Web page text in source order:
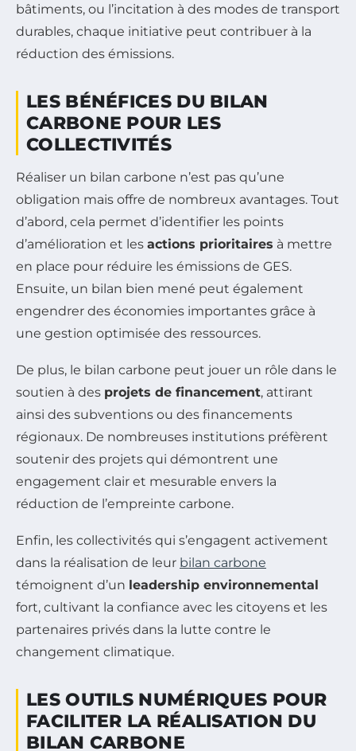
bâtiments, ou l’incitation à des modes de transport
durables, chaque initiative peut contribuer à la
réduction des émissions.
LES BÉNÉFICES DU BILAN
CARBONE POUR LES
COLLECTIVITÉS
Réaliser un bilan carbone n’est pas qu’une
obligation mais offre de nombreux avantages. Tout
d’abord, cela permet d’identifier les points
d’amélioration et les actions prioritaires à mettre
en place pour réduire les émissions de GES.
Ensuite, un bilan bien mené peut également
engendrer des économies importantes grâce à
une gestion optimisée des ressources.
De plus, le bilan carbone peut jouer un rôle dans le
soutien à des projets de financement, attirant
ainsi des subventions ou des financements
régionaux. De nombreuses institutions préfèrent
soutenir des projets qui démontrent une
engagement clair et mesurable envers la
réduction de l’empreinte carbone.
Enfin, les collectivités qui s’engagent activement
dans la réalisation de leur bilan carbone
témoignent d’un leadership environnemental
fort, cultivant la confiance avec les citoyens et les
partenaires privés dans la lutte contre le
changement climatique.
LES OUTILS NUMÉRIQUES POUR
FACILITER LA RÉALISATION DU
BILAN CARBONE